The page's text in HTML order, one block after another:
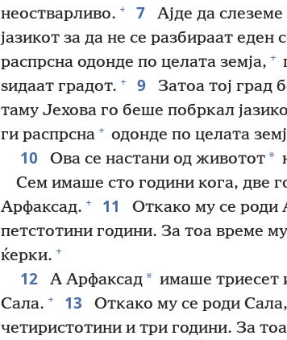
неостварливо. + 7 Ајде да слеземе
јазикот за да не се разбираат еден
распрсна одонде по целата земја, +
ѕидаат градот. + 9 Затоа тој град
таму Јехова го беше побркал
ги распрсна + одонде по целата
10 Ова се настани од животот*
Сем имаше сто години кога, две
Арфаксад. + 11
Откако му се
петстотини години. За тоа време
ќерки. +
12 А Арфаксад* имаше триесет
Сала. + 13
Откако му се роди
четиристотини и три години. За